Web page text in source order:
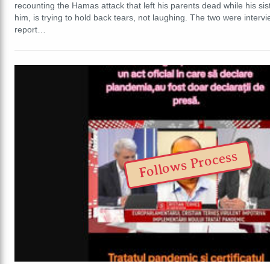
recounting the Hamas attack that left his parents dead while his
him, is trying to hold back tears, not laughing. The two were
report…
Follows Process